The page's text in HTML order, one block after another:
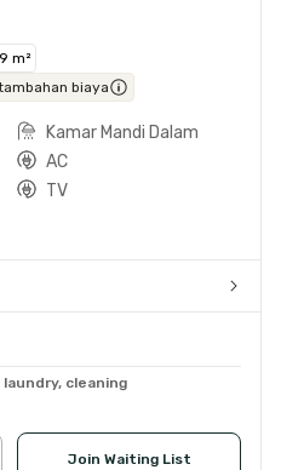
m²
biaya
Kamar Mandi Dalam
AC
TV
cleaning
Join Waiting List